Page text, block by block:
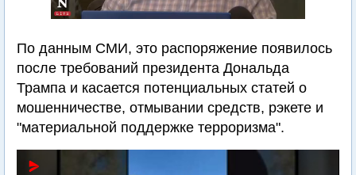
По данным СМИ, это распоряжение появилось
после требований президента Дональда
Трампа и касается потенциальных статей о
мошенничестве, отмывании средств, рэкете и
"материальной поддержке терроризма".